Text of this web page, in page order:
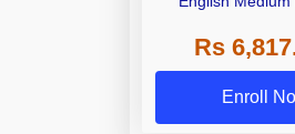
Rs
Enroll